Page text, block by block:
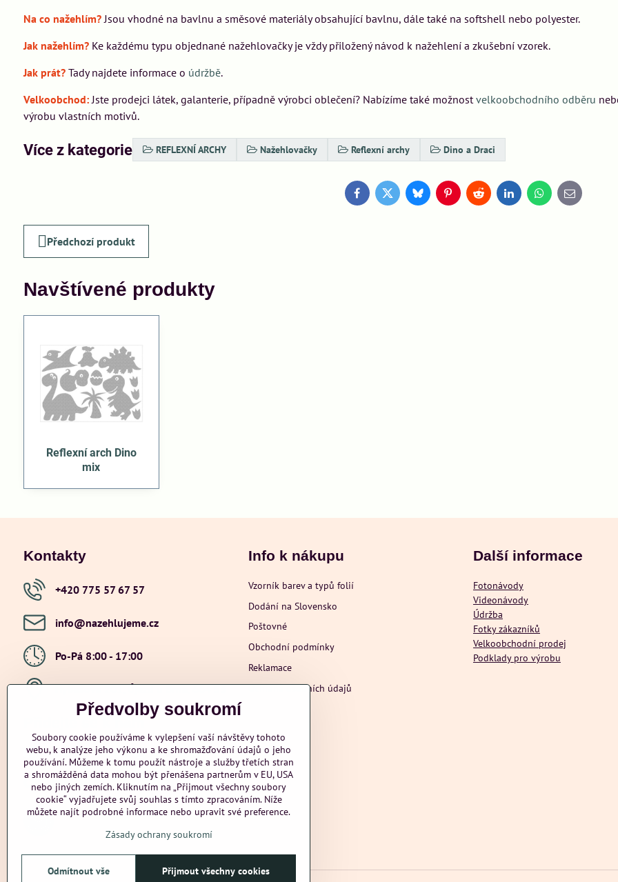
Na co nažehlím?Jsou vhodné na bavlnu a směsové materiály obsahující bavlnu, dále také na softshell nebo polyester.
Jak nažehlím?Ke každému typu objednané nažehlovačky je vždy přiložený návod k nažehlení a zkušební vzorek.
Jak prát?Tady najdete informace o údržbě.
Velkoobchod:Jste prodejci látek, galanterie, případně výrobci oblečení? Nabízíme také možnostvelkoobchodního odběru
výrobu vlastních motivů.
Více z kategorie REFLEXNÍ ARCHY Nažehlovačky Reflexní archy Dino a Draci
FacebookTwitterBlueskyPinterestRedditLinkedInWhatsApp
E-
mail
Předchozí produkt
Navštívené produkty
Reflexní arch Dino
mix
Kontakty
+420 775 57 67 57
info​@nazehlujeme​.cz
Po-Pá 8:00 - 17:00
Hybešova 201, Újezd u Brna, 664 53
Facebook Instagram Youtube
Odstoupení od smlouvy
Info k nákupu
Vzorník barev a typů folií
Dodání na Slovensko
Poštovné
Obchodní podmínky
Reklamace
Ochrana osobních údajů
Další informace
Fotonávody
Videonávody
Údržba
Fotky zákazníků
Velkoobchodní prodej
Podklady pro výrobu
Předvolby soukromí
Soubory cookie používáme k vylepšení vaší návštěvy tohoto
webu, k analýze jeho výkonu a ke shromažďování údajů o jeho
používání. Můžeme k tomu použít nástroje a služby třetích stran
a shromážděná data mohou být přenášena partnerům v EU, USA
nebo jiných zemích. Kliknutím na „Přijmout všechny soubory
cookie“ vyjadřujete svůj souhlas s tímto zpracováním. Níže
můžete najít podrobné informace nebo upravit své preference.
Zásady ochrany soukromí
Přijmout všechny cookies
Odmítnout vše